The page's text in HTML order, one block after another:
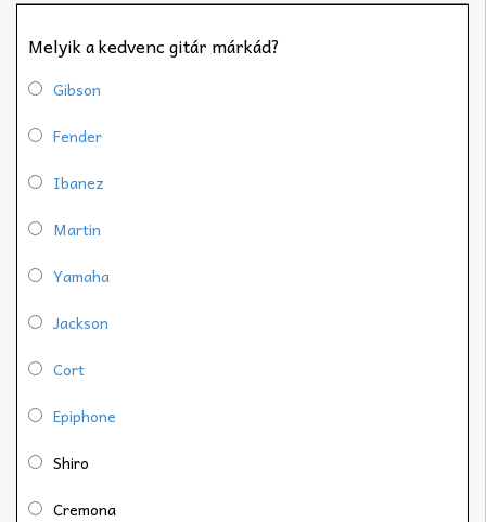
Melyik a kedvenc gitár márkád?
Gibson
Fender
Ibanez
Martin
Yamaha
Jackson
Cort
Epiphone
Shiro
Cremona